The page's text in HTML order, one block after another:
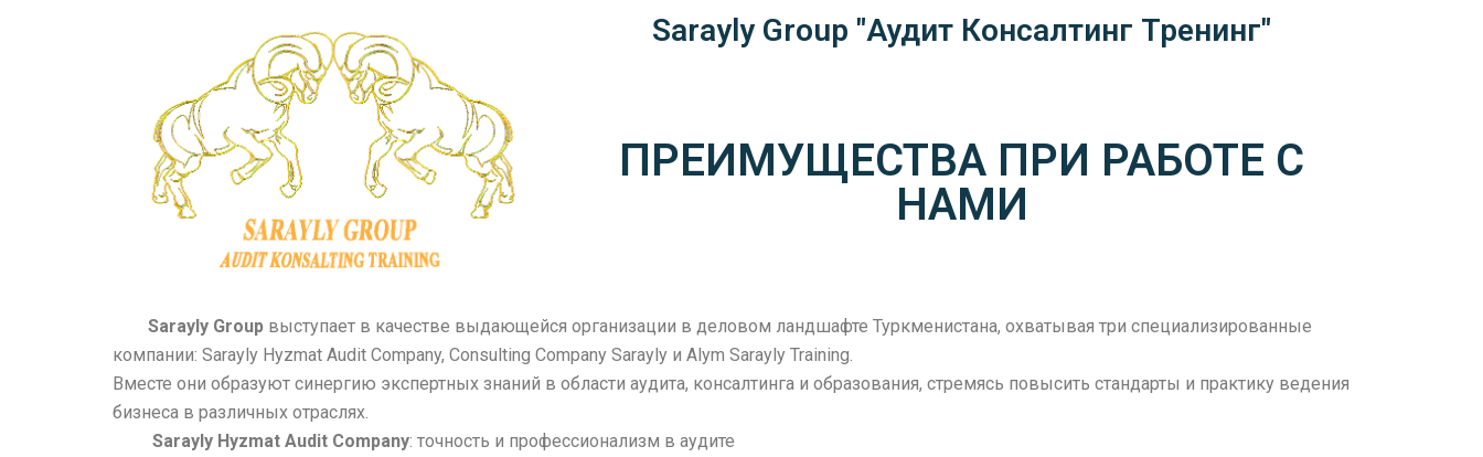
Sarayly Group "Аудит Консалтинг Тренинг"
ПРЕИМУЩЕСТВА ПРИ РАБОТЕ С
НАМИ
Sarayly Group выступает в качестве выдающейся организации в деловом ландшафте Туркменистана, охватывая три специализированные
компании: Sarayly Hyzmat Audit Company, Consulting Company Sarayly и Alym Sarayly Training.
Вместе они образуют синергию экспертных знаний в области аудита, консалтинга и образования, стремясь повысить стандарты и практику ведения
бизнеса в различных отраслях.
Sarayly Hyzmat Audit Company: точность и профессионализм в аудите